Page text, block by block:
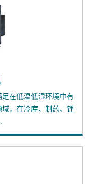
在低温低湿环境中有
，在冷库、制药、锂